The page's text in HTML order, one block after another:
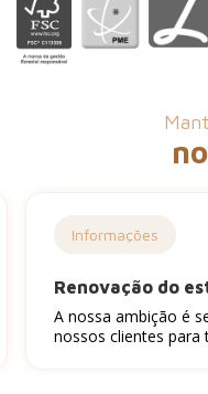
Informações
Renovação do
A nossa ambição é
nossos clientes para